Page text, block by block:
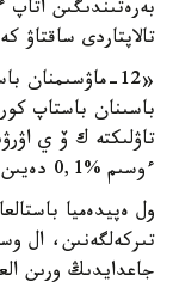
بەرەتىندىگىن
تالاپتاردى
«12-
ءوسىم %0,1 دەيىن تومەندەدى»، - دەدى جانداربەك بەكشين.
جاعدايدىڭ ورىن